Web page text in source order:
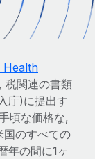
と支払スピー
Health
税関連の書類
庁)に提出す
頃な価格な,
国のすべての
年の間に1ヶ